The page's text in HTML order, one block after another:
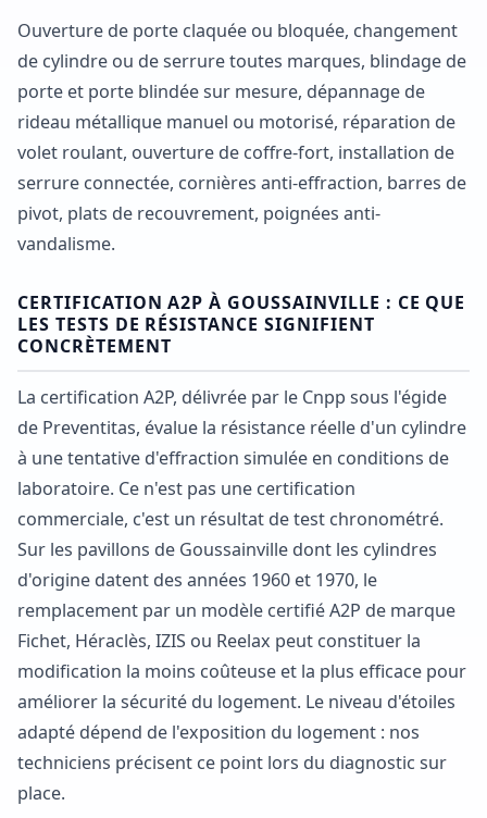
Ouverture de porte claquée ou bloquée, changement
de cylindre ou de serrure toutes marques, blindage de
porte et porte blindée sur mesure, dépannage de
rideau métallique manuel ou motorisé, réparation de
volet roulant, ouverture de coffre-fort, installation de
serrure connectée, cornières anti-effraction, barres de
pivot, plats de recouvrement, poignées anti-
vandalisme.
CERTIFICATION A2P À GOUSSAINVILLE : CE QUE
LES TESTS DE RÉSISTANCE SIGNIFIENT
CONCRÈTEMENT
La certification A2P, délivrée par le Cnpp sous l'égide
de Preventitas, évalue la résistance réelle d'un cylindre
à une tentative d'effraction simulée en conditions de
laboratoire. Ce n'est pas une certification
commerciale, c'est un résultat de test chronométré.
Sur les pavillons de Goussainville dont les cylindres
d'origine datent des années 1960 et 1970, le
remplacement par un modèle certifié A2P de marque
Fichet, Héraclès, IZIS ou Reelax peut constituer la
modification la moins coûteuse et la plus efficace pour
améliorer la sécurité du logement. Le niveau d'étoiles
adapté dépend de l'exposition du logement : nos
techniciens précisent ce point lors du diagnostic sur
place.